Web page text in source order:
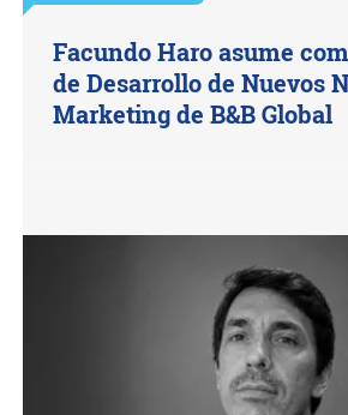
Facundo Haro asume
de Desarrollo de Nuevos
Marketing de B&B Global